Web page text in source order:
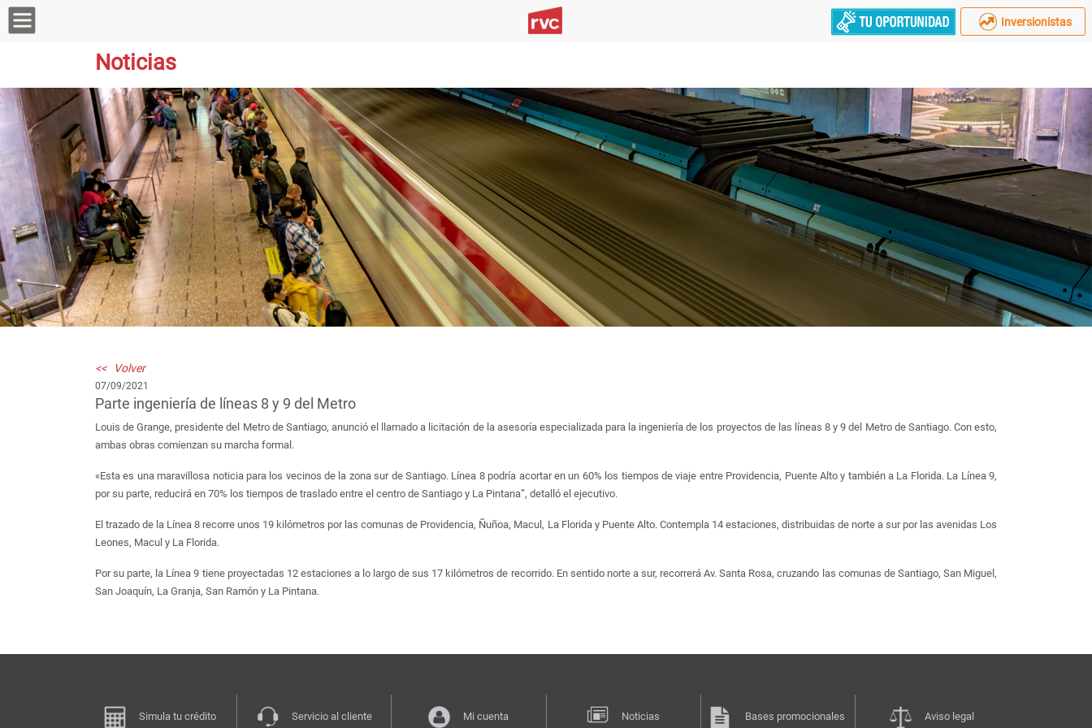
Inversionistas
Noticias
<< Volver
07/09/2021
Parte ingeniería de líneas 8 y 9 del Metro
Louis de Grange, presidente del Metro de Santiago, anunció el llamado a licitación de la asesoría especializada para la ingeniería de los proyectos de las líneas 8 y 9 del Metro de Santiago. Con esto,
ambas obras comienzan su marcha formal.
«Esta es una maravillosa noticia para los vecinos de la zona sur de Santiago. Línea 8 podría acortar en un 60% los tiempos de viaje entre Providencia, Puente Alto y también a La Florida. La Línea 9,
por su parte, reducirá en 70% los tiempos de traslado entre el centro de Santiago y La Pintana”, detalló el ejecutivo.
El trazado de la Línea 8 recorre unos 19 kilómetros por las comunas de Providencia, Ñuñoa, Macul, La Florida y Puente Alto. Contempla 14 estaciones, distribuidas de norte a sur por las avenidas Los
Leones, Macul y La Florida.
Por su parte, la Línea 9 tiene proyectadas 12 estaciones a lo largo de sus 17 kilómetros de recorrido. En sentido norte a sur, recorrerá Av. Santa Rosa, cruzando las comunas de Santiago, San Miguel,
San Joaquín, La Granja, San Ramón y La Pintana.
Simula tu crédito Servicio al cliente Mi cuenta Noticias Bases promocionales Aviso legal